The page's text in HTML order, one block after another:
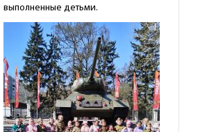
выполненные детьми.